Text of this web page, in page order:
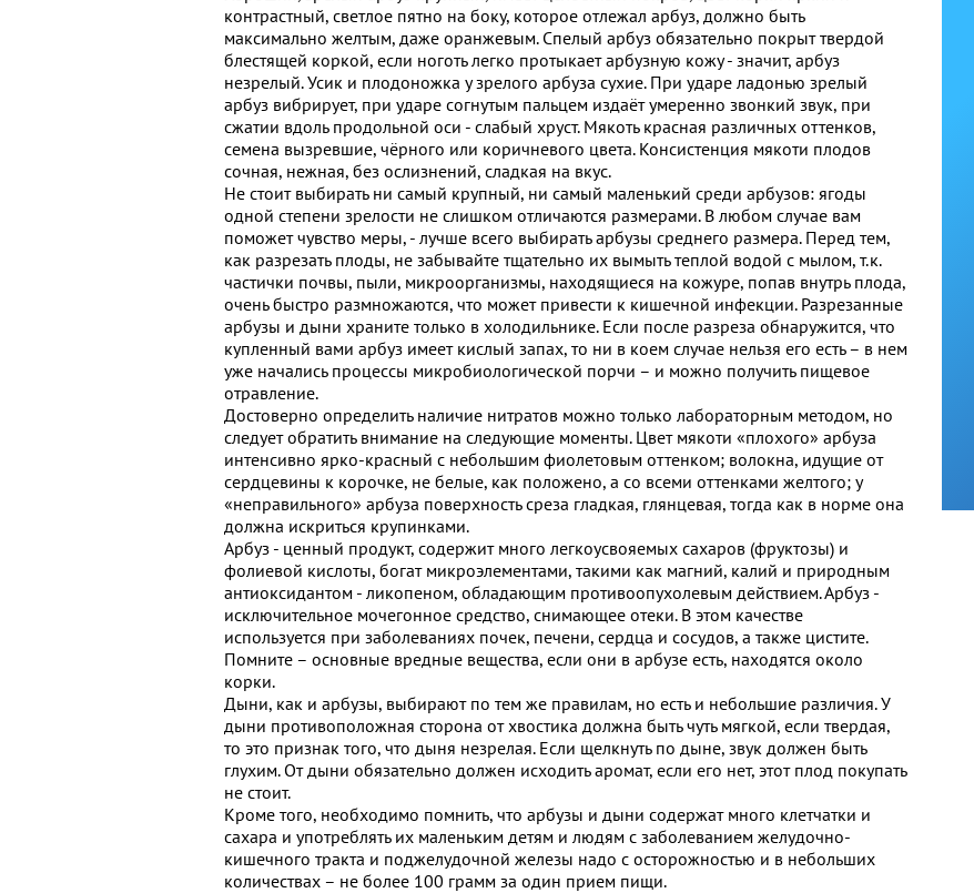
контрастный, светлое пятно на боку, которое отлежал арбуз, должно быть
максимально желтым, даже оранжевым. Спелый арбуз обязательно покрыт твердой
блестящей коркой, если ноготь легко протыкает арбузную кожу - значит, арбуз
незрелый. Усик и плодоножка у зрелого арбуза сухие. При ударе ладонью зрелый
арбуз вибрирует, при ударе согнутым пальцем издаёт умеренно звонкий звук, при
сжатии вдоль продольной оси - слабый хруст. Мякоть красная различных оттенков,
семена вызревшие, чёрного или коричневого цвета. Консистенция мякоти плодов
сочная, нежная, без ослизнений, сладкая на вкус.
Не стоит выбирать ни самый крупный, ни самый маленький среди арбузов: ягоды
одной степени зрелости не слишком отличаются размерами. В любом случае вам
поможет чувство меры, - лучше всего выбирать арбузы среднего размера. Перед тем,
как разрезать плоды, не забывайте тщательно их вымыть теплой водой с мылом, т.к.
частички почвы, пыли, микроорганизмы, находящиеся на кожуре, попав внутрь плода,
очень быстро размножаются, что может привести к кишечной инфекции. Разрезанные
арбузы и дыни храните только в холодильнике. Если после разреза обнаружится, что
купленный вами арбуз имеет кислый запах, то ни в коем случае нельзя его есть – в нем
уже начались процессы микробиологической порчи – и можно получить пищевое
отравление.
Достоверно определить наличие нитратов можно только лабораторным методом, но
следует обратить внимание на следующие моменты. Цвет мякоти «плохого» арбуза
интенсивно ярко-красный с небольшим фиолетовым оттенком; волокна, идущие от
сердцевины к корочке, не белые, как положено, а со всеми оттенками желтого; у
«неправильного» арбуза поверхность среза гладкая, глянцевая, тогда как в норме она
должна искриться крупинками.
Арбуз - ценный продукт, содержит много легкоусвояемых сахаров (фруктозы) и
фолиевой кислоты, богат микроэлементами, такими как магний, калий и природным
антиоксидантом - ликопеном, обладающим противоопухолевым действием. Арбуз -
исключительное мочегонное средство, снимающее отеки. В этом качестве
используется при заболеваниях почек, печени, сердца и сосудов, а также цистите.
Помните – основные вредные вещества, если они в арбузе есть, находятся около
корки.
Дыни, как и арбузы, выбирают по тем же правилам, но есть и небольшие различия. У
дыни противоположная сторона от хвостика должна быть чуть мягкой, если твердая,
то это признак того, что дыня незрелая. Если щелкнуть по дыне, звук должен быть
глухим. От дыни обязательно должен исходить аромат, если его нет, этот плод покупать
не стоит.
Кроме того, необходимо помнить, что арбузы и дыни содержат много клетчатки и
сахара и употреблять их маленьким детям и людям с заболеванием желудочно-
кишечного тракта и поджелудочной железы надо с осторожностью и в небольших
количествах – не более 100 грамм за один прием пищи.